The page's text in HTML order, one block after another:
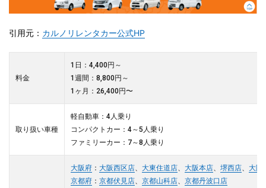
引用元： カルノリレンタカー公式HP
料金
1日：4,400円～
1週間：8,800円～
1ヶ月：26,400円〜
取り扱い車種
軽自動車：4人乗り
コンパクトカー：4～5人乗り
ファミリーカー：7～8人乗り
大阪府 ： 大阪西区店 大東住道店 大阪本店 堺西店
大阪
京都府 ： 京都伏見店 京都山科店
京都丹波口店